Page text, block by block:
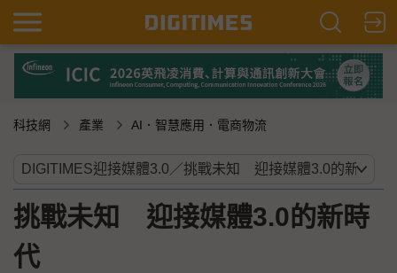
科技網 產業 AI．智慧應用．電商物流
挑戰未知 迎接媒體3.0的新時
代